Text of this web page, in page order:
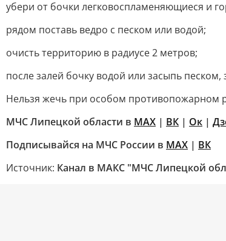
убери от бочки легковоспламеняющиеся и
рядом поставь ведро с песком или водой;
очисть территорию в радиусе 2 метров;
после залей бочку водой или засыпь
Нельзя жечь при особом противопожарном
МЧС Липецкой области в МАХ | ВК | Ок |
Подписывайся на МЧС России в MAX | ВК
Источник: Канал в МАКС "МЧС Липецкой